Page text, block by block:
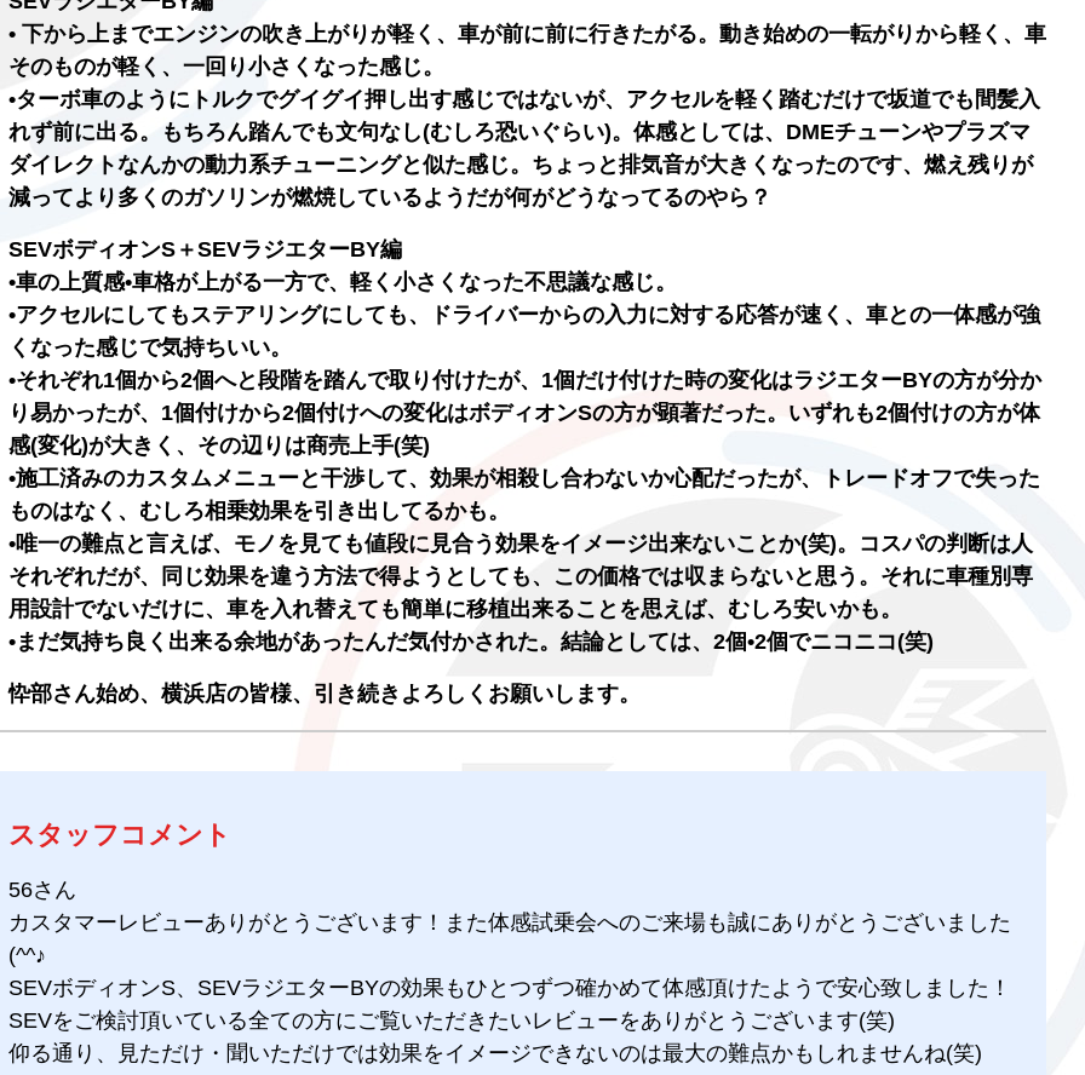
• 下から上までエンジンの吹き上がりが軽く、車が前に前に行きたがる。動き始めの一転がりから軽く、車
そのものが軽く、一回り小さくなった感じ。
•ターボ車のようにトルクでグイグイ押し出す感じではないが、アクセルを軽く踏むだけで坂道でも間髪入
れず前に出る。もちろん踏んでも文句なし(むしろ恐いぐらい)。体感としては、DMEチューンやプラズマ
ダイレクトなんかの動力系チューニングと似た感じ。ちょっと排気音が大きくなったのです、燃え残りが
減ってより多くのガソリンが燃焼しているようだが何がどうなってるのやら？
SEVボディオンS＋SEVラジエターBY編
•車の上質感•車格が上がる一方で、軽く小さくなった不思議な感じ。
•アクセルにしてもステアリングにしても、ドライバーからの入力に対する応答が速く、車との一体感が強
くなった感じで気持ちいい。
•それぞれ1個から2個へと段階を踏んで取り付けたが、1個だけ付けた時の変化はラジエターBYの方が分か
り易かったが、1個付けから2個付けへの変化はボディオンSの方が顕著だった。いずれも2個付けの方が体
感(変化)が大きく、その辺りは商売上手(笑)
•施工済みのカスタムメニューと干渉して、効果が相殺し合わないか心配だったが、トレードオフで失った
ものはなく、むしろ相乗効果を引き出してるかも。
•唯一の難点と言えば、モノを見ても値段に見合う効果をイメージ出来ないことか(笑)。コスパの判断は人
それぞれだが、同じ効果を違う方法で得ようとしても、この価格では収まらないと思う。それに車種別専
用設計でないだけに、車を入れ替えても簡単に移植出来ることを思えば、むしろ安いかも。
•まだ気持ち良く出来る余地があったんだ気付かされた。結論としては、2個•2個でニコニコ(笑)
忰部さん始め、横浜店の皆様、引き続きよろしくお願いします。
スタッフコメント
56さん
カスタマーレビューありがとうございます！また体感試乗会へのご来場も誠にありがとうございました
(^^♪
SEVボディオンS、SEVラジエターBYの効果もひとつずつ確かめて体感頂けたようで安心致しました！
SEVをご検討頂いている全ての方にご覧いただきたいレビューをありがとうございます(笑)
仰る通り、見ただけ・聞いただけでは効果をイメージできないのは最大の難点かもしれませんね(笑)